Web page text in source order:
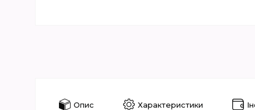
Опис Характеристики